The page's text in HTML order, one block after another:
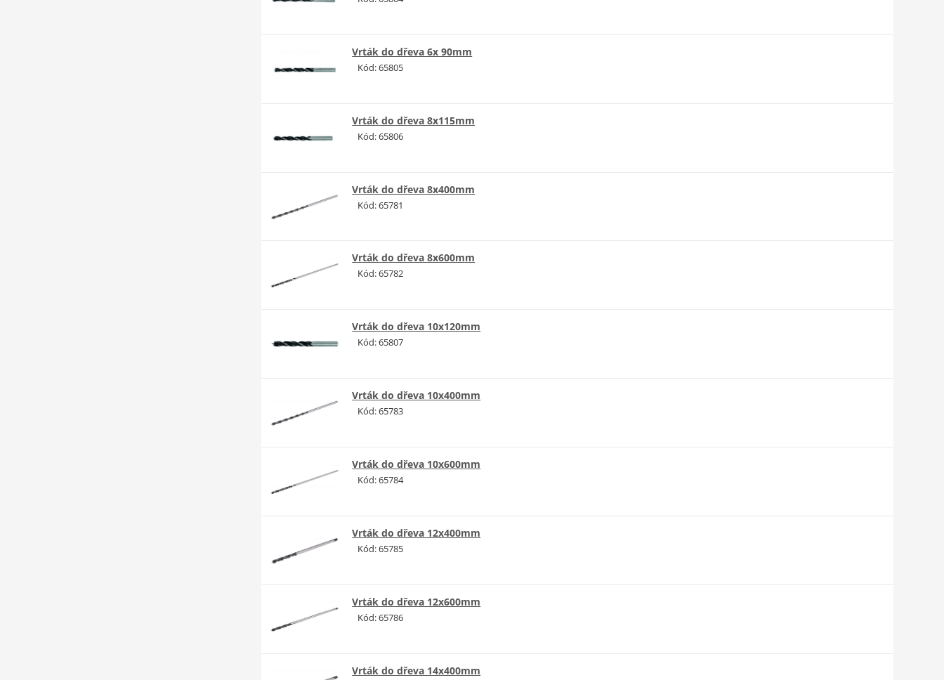
Vrták do dřeva 6x 90mm
Kód: 65805
Vrták do dřeva 8x115mm
Kód: 65806
Vrták do dřeva 8x400mm
Kód: 65781
Vrták do dřeva 8x600mm
Kód: 65782
Vrták do dřeva 10x120mm
Kód: 65807
Vrták do dřeva 10x400mm
Kód: 65783
Vrták do dřeva 10x600mm
Kód: 65784
Vrták do dřeva 12x400mm
Kód: 65785
Vrták do dřeva 12x600mm
Kód: 65786
Vrták do dřeva 14x400mm